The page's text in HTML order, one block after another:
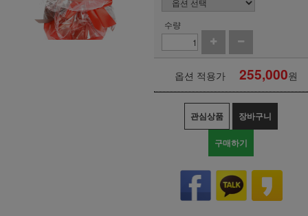
수량
옵션 적용가 255,000원
관심상품 장바구니
구매하기